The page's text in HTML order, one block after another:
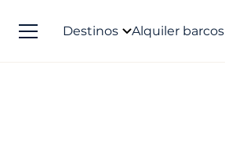
Destinos Alquiler barcos